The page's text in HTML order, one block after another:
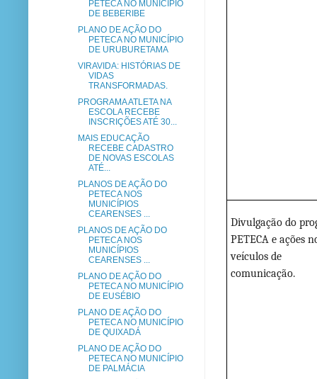
Divulgação do
PETECA e ações
veículos de
comunicação.
PETECA NO MUNICÍPIO
DE BEBERIBE
PLANO DE AÇÃO DO
PETECA NO MUNICÍPIO
DE URUBURETAMA
VIRAVIDA: HISTÓRIAS DE
VIDAS
TRANSFORMADAS.
PROGRAMA ATLETA NA
ESCOLA RECEBE
INSCRIÇÕES ATÉ 30...
MAIS EDUCAÇÃO
RECEBE CADASTRO
DE NOVAS ESCOLAS
ATÉ...
PLANOS DE AÇÃO DO
PETECA NOS
MUNICÍPIOS
CEARENSES ...
PLANOS DE AÇÃO DO
PETECA NOS
MUNICÍPIOS
CEARENSES ...
PLANO DE AÇÃO DO
PETECA NO MUNICÍPIO
DE EUSÉBIO
PLANO DE AÇÃO DO
PETECA NO MUNICÍPIO
DE QUIXADÁ
PLANO DE AÇÃO DO
PETECA NO MUNICÍPIO
DE PALMÁCIA